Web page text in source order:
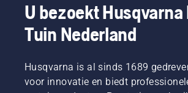
U bezoekt Husqvarna
Tuin Nederland
Husqvarna is al sinds 1689
voor innovatie en biedt